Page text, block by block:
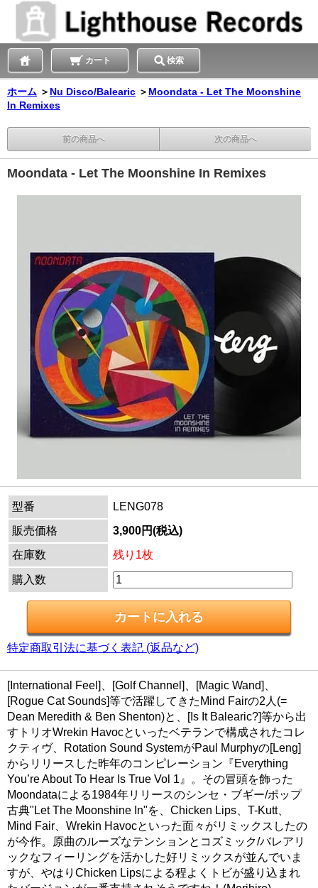
カート 検索
ホーム ＞ Nu Disco/Balearic ＞ Moondata - Let The Moonshine
In Remixes
前の商品へ 次の商品へ
Moondata - Let The Moonshine In Remixes
型番
LENG078
販売価格
3,900円(税込)
在庫数
残り1枚
購入数
特定商取引法に基づく表記 (返品など)
[International Feel]、[Golf Channel]、[Magic Wand]、
[Rogue Cat Sounds]等で活躍してきたMind Fairの2人(=
Dean Meredith & Ben Shenton)と、[Is It Balearic?]等から出
すトリオWrekin Havocといったベテランで構成されたコレ
クティヴ、Rotation Sound SystemがPaul Murphyの[Leng]
からリリースした昨年のコンピレーション『Everything
You’re About To Hear Is True Vol 1』。その冒頭を飾った
Moondataによる1984年リリースのシンセ・ブギー/ポップ
古典"Let The Moonshine In"を、Chicken Lips、T-Kutt、
Mind Fair、Wrekin Havocといった面々がリミックスしたの
が今作。原曲のルーズなテンションとコズミック/バレアリ
ックなフィーリングを活かした好リミックスが並んでいま
すが、やはりChicken Lipsによる程よくトビが盛り込まれ